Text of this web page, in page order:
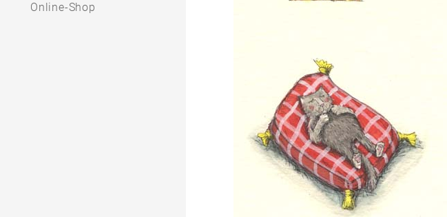
Online-Shop